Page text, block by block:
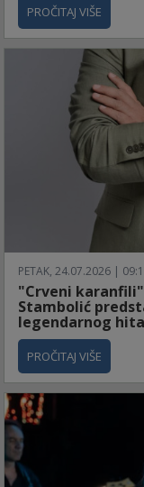
PROČITAJ VIŠE
PETAK, 24.07.2026 |
"Crveni
Stambolić
legendarnog hita
PROČITAJ VIŠE